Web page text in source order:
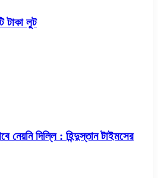
টাকা লুট
দিল্লি : হিন্দুস্তান টাইমসের